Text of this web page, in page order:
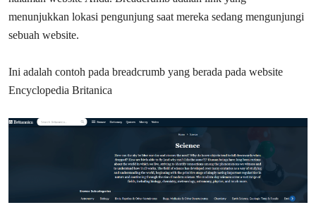
menunjukkan lokasi pengunjung saat mereka sedang mengunjungi
sebuah website.
Ini adalah contoh pada breadcrumb yang berada pada website
Encyclopedia Britanica